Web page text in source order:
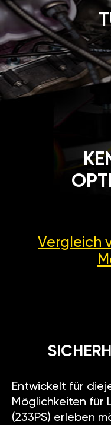
Vergleich
Entwickelt für
Möglichkeiten für
(233PS) erleben